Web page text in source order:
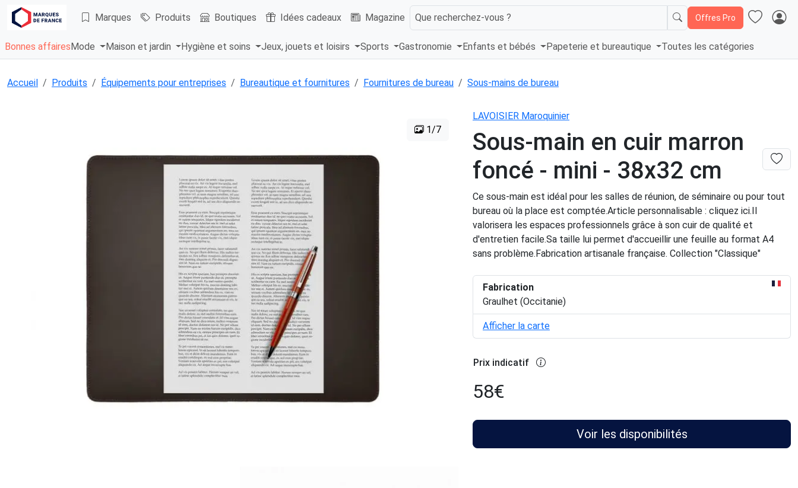
Marques Produits Boutiques Idées cadeaux Magazine Que recherchez-vous ? Offres Pro
Bonnes affaires Mode Maison et jardin Hygiène et soins Jeux, jouets et loisirs Sports Gastronomie Enfants et bébés Papeterie et bureautique Toutes les catégories
Accueil Produits Équipements pour entreprises Bureautique et fournitures Fournitures de bureau Sous-mains de bureau
1/7
LAVOISIER Maroquinier
Sous-main en cuir marron
foncé - mini - 38x32 cm
Ce sous-main est idéal pour les salles de réunion, de séminaire ou pour tout
bureau où la place est comptée.Article personnalisable : cliquez ici.Il
valorisera les espaces professionnels grâce à son cuir de qualité et
d'entretien facile.Sa taille lui permet d'accueillir une feuille au format A4
sans problème.Fabrication artisanale française. Collection "Classique"
Fabrication
Graulhet (Occitanie)
Afficher la carte
Prix indicatif
58€
Voir les disponibilités